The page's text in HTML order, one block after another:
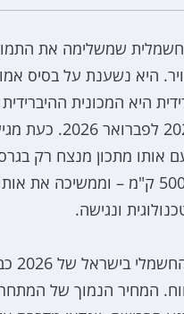
שמשלימה את
היא נשענת על בסיס
היא המכונית
בין ינואר 2025
אותו מתכון מנצח רק
ונגישה.
המחיר הנמוך של